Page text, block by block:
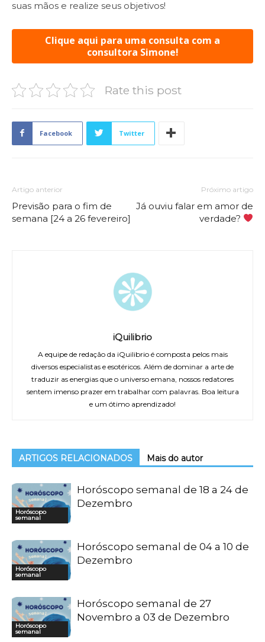
suas mãos e realize seus objetivos!
Clique aqui para uma consulta com a
consultora Simone!
Rate this post
Facebook Twitter
Artigo anterior
Previsão para o fim de
semana [24 a 26 fevereiro]
Próximo artigo
Já ouviu falar em amor de
verdade?
iQuilibrio
A equipe de redação da iQuilibrio é composta pelos mais
diversos especialistas e esotéricos. Além de dominar a arte de
traduzir as energias que o universo emana, nossos redatores
sentem imenso prazer em trabalhar com palavras. Boa leitura
e um ótimo aprendizado!
ARTIGOS RELACIONADOS Mais do autor
Horóscopo
semanal
Horóscopo semanal de 18 a 24 de
Dezembro
Horóscopo
semanal
Horóscopo semanal de 04 a 10 de
Dezembro
Horóscopo
semanal
Horóscopo semanal de 27
Novembro a 03 de Dezembro